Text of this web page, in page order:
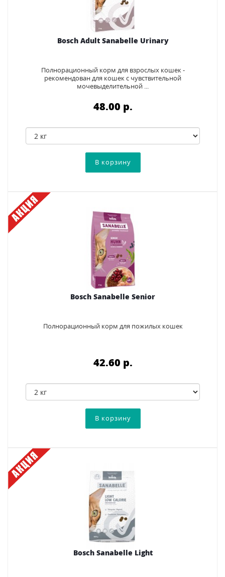
Bosch Adult Sanabelle Urinary
Полнорационный корм для взрослых кошек -
рекомендован для кошек с чувствительной
мочевыделительной ...
48.00 p.
Bosch Sanabelle Senior
Полнорационный корм для пожилых кошек
42.60 p.
Bosch Sanabelle Light